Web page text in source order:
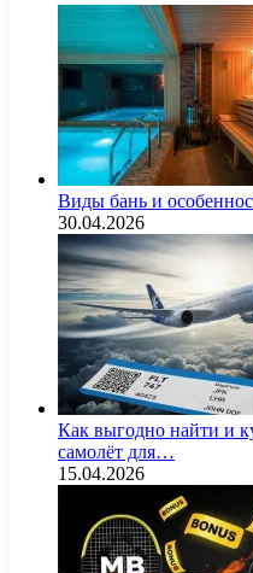
Виды бань и
30.04.2026
Как выгодно найти и
самолёт для…
15.04.2026